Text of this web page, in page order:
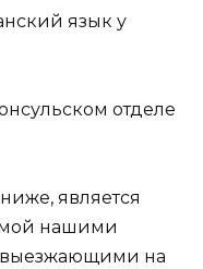
язык у
отделе
является
нашими
на